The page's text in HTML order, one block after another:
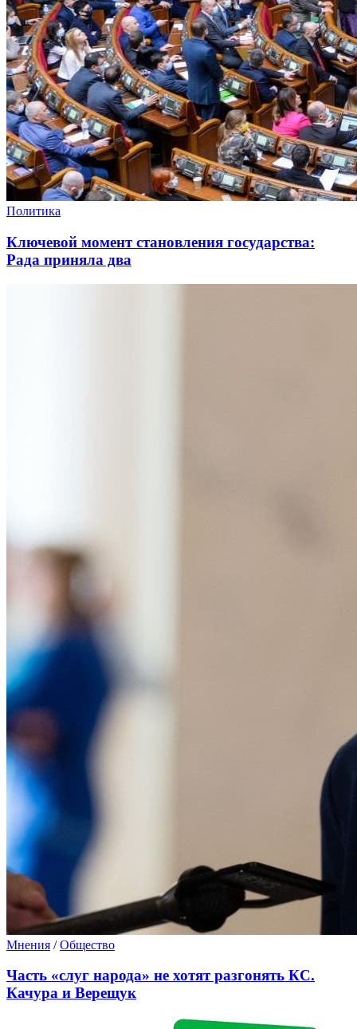
Политика
Ключевой момент становления государства:
Рада приняла два
Мнения /Общество
Часть «слуг народа» не хотят разгонять КС.
Качура и Верещук